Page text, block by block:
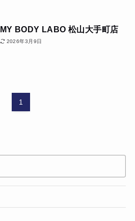
MY BODY LABO 松山大手町店
2026年3月9日
1